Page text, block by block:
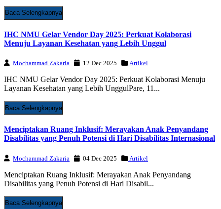
Baca Selengkapnya
IHC NMU Gelar Vendor Day 2025: Perkuat Kolaborasi
Menuju Layanan Kesehatan yang Lebih Unggul
Mochammad Zakaria 12 Dec 2025 Artikel
IHC NMU Gelar Vendor Day 2025: Perkuat Kolaborasi Menuju
Layanan Kesehatan yang Lebih UnggulPare, 11...
Baca Selengkapnya
Menciptakan Ruang Inklusif: Merayakan Anak Penyandang
Disabilitas yang Penuh Potensi di Hari Disabilitas Internasional
Mochammad Zakaria 04 Dec 2025 Artikel
Menciptakan Ruang Inklusif: Merayakan Anak Penyandang
Disabilitas yang Penuh Potensi di Hari Disabil...
Baca Selengkapnya